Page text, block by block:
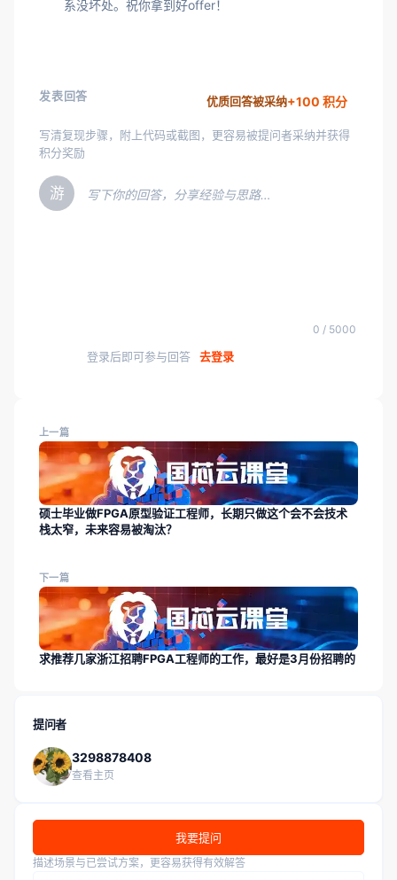
系没坏处。祝你拿到好offer！
发表回答 优质回答被采纳+100 积分
写清复现步骤，附上代码或截图，更容易被提问者采纳并获得
积分奖励
游 写下你的回答，分享经验与思路…
0 / 5000
登录后即可参与回答 去登录
上一篇
硕士毕业做FPGA原型验证工程师，长期只做这个会不会技术
栈太窄，未来容易被淘汰？
下一篇
求推荐几家浙江招聘FPGA工程师的工作，最好是3月份招聘的
提问者
3298878408
查看主页
我要提问
描述场景与已尝试方案，更容易获得有效解答